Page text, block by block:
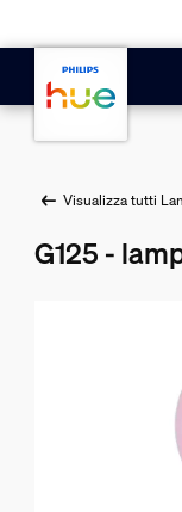
Visualizza tutti
G125 -